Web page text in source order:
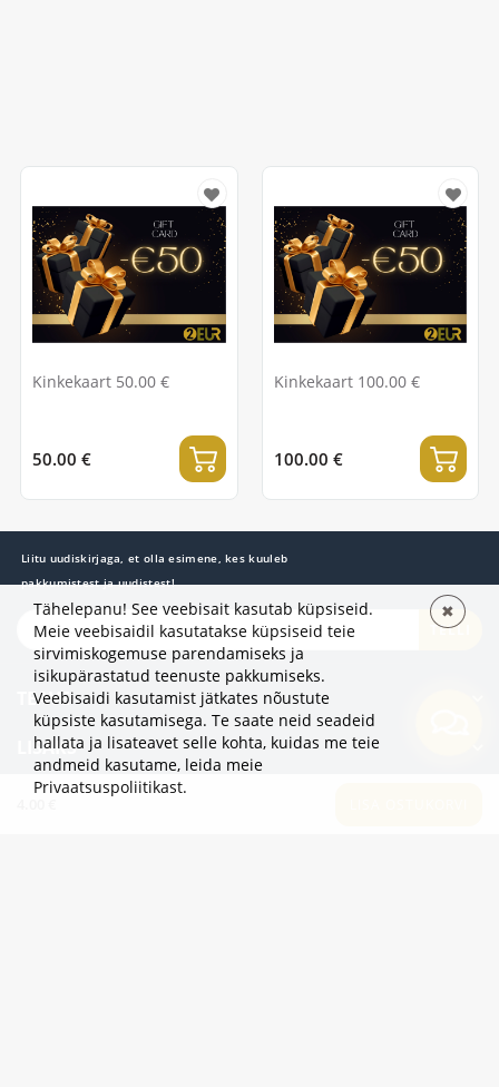
Kinkekaart 50.00 €
50.00 €
Kinkekaart 100.00 €
100.00 €
Liitu uudiskirjaga, et olla esimene, kes kuuleb
pakkumistest ja uudistest!
TELLI
TEAVE
LISAKS
KATEGOORIAD
Tähelepanu! See veebisait kasutab küpsiseid.
Meie veebisaidil kasutatakse küpsiseid teie
sirvimiskogemuse parendamiseks ja
isikupärastatud teenuste pakkumiseks.
Veebisaidi kasutamist jätkates nõustute
küpsiste kasutamisega. Te saate neid seadeid
hallata ja lisateavet selle kohta, kuidas me teie
andmeid kasutame, leida meie
Privaatsuspoliitikast.
✖